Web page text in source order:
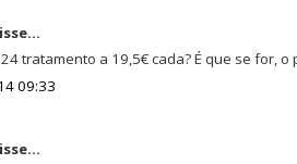
tratamento a 19,5€ cada? É que se for,
09:33